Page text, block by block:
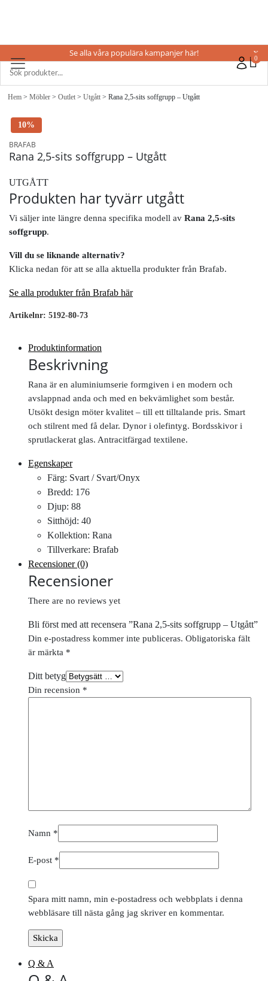
0
Se alla våra populära kampanjer här! X
Hem > Möbler > Outlet > Utgått > Rana 2,5-sits soffgrupp – Utgått
10%
BRAFAB
Rana 2,5-sits soffgrupp – Utgått
UTGÅTT
Produkten har tyvärr utgått
Vi säljer inte längre denna specifika modell av Rana 2,5-sits
soffgrupp.
Vill du se liknande alternativ?
Klicka nedan för att se alla aktuella produkter från Brafab.
Se alla produkter från Brafab här
Artikelnr: 5192-80-73
Produktinformation
Beskrivning
Rana är en aluminiumserie formgiven i en modern och
avslappnad anda och med en bekvämlighet som består.
Utsökt design möter kvalitet – till ett tilltalande pris. Smart
och stilrent med få delar. Dynor i olefintyg. Bordsskivor i
sprutlackerat glas. Antracitfärgad textilene.
Egenskaper
Färg: Svart / Svart/Onyx
Bredd: 176
Djup: 88
Sitthöjd: 40
Kollektion: Rana
Tillverkare: Brafab
Recensioner (0)
Recensioner
There are no reviews yet
Bli först med att recensera ”Rana 2,5-sits soffgrupp – Utgått”
Din e-postadress kommer inte publiceras. Obligatoriska fält
är märkta *
Ditt betyg
Din recension *
Namn *
E-post *
Spara mitt namn, min e-postadress och webbplats i denna
webbläsare till nästa gång jag skriver en kommentar.
Q & A